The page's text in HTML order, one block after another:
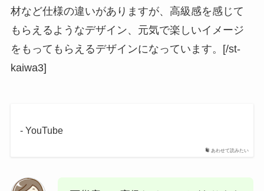
材など仕様の違いがありますが、高級感を感じて
もらえるようなデザイン、元気で楽しいイメージ
をもってもらえるデザインになっています。[/st-
kaiwa3]
あわせて読みたい
- YouTube